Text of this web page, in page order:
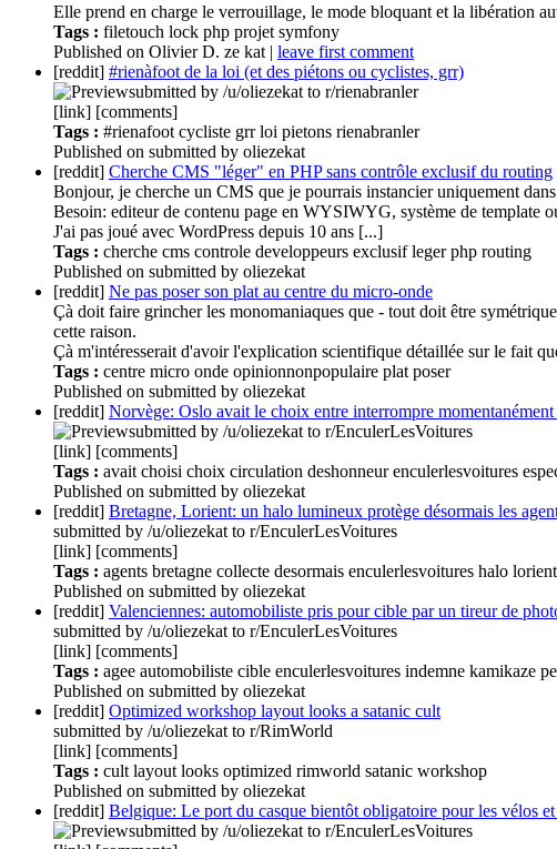
Elle prend en charge le verrouillage, le mode bloquant et la libération
Tags : filetouch lock php projet symfony
Published on Olivier D. ze kat | leave first comment
[reddit] #rienàfoot de la loi (et des piétons ou cyclistes, grr)
submitted by /u/oliezekat to r/rienabranler
[link] [comments]
Tags : #rienafoot cycliste grr loi pietons rienabranler
Published on submitted by oliezekat
[reddit] Cherche CMS "léger" en PHP sans contrôle exclusif du routing
Bonjour, je cherche un CMS que je pourrais instancier uniquement
Besoin: editeur de contenu page en WYSIWYG, système de template
J'ai pas joué avec WordPress depuis 10 ans [...]
Tags : cherche cms controle developpeurs exclusif leger php routing
Published on submitted by oliezekat
[reddit] Ne pas poser son plat au centre du micro-onde
Çà doit faire grincher les monomaniaques que - tout doit être
cette raison.
Çà m'intéresserait d'avoir l'explication scientifique détaillée sur le fait
Tags : centre micro onde opinionnonpopulaire plat poser
Published on submitted by oliezekat
[reddit] Norvège: Oslo avait le choix entre interrompre
submitted by /u/oliezekat to r/EnculerLesVoitures
[link] [comments]
Tags : avait choisi choix circulation deshonneur enculerlesvoitures
Published on submitted by oliezekat
[reddit] Bretagne, Lorient: un halo lumineux protège désormais les
submitted by /u/oliezekat to r/EnculerLesVoitures
[link] [comments]
Tags : agents bretagne collecte desormais enculerlesvoitures halo lorient
Published on submitted by oliezekat
[reddit] Valenciennes: automobiliste pris pour cible par un tireur de
submitted by /u/oliezekat to r/EnculerLesVoitures
[link] [comments]
Tags : agee automobiliste cible enculerlesvoitures indemne kamikaze
Published on submitted by oliezekat
[reddit] Optimized workshop layout looks a satanic cult
submitted by /u/oliezekat to r/RimWorld
[link] [comments]
Tags : cult layout looks optimized rimworld satanic workshop
Published on submitted by oliezekat
[reddit] Belgique: Le port du casque bientôt obligatoire pour les vélos
submitted by /u/oliezekat to r/EnculerLesVoitures